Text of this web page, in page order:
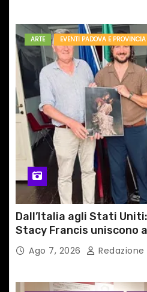
ARTE EVENTI PADOVA E PROVINCIA
Dall’Italia agli Stati
Stacy Francis uniscono
tecnologia in un nuovo
internazionale”
Ago 7, 2026 Redazione